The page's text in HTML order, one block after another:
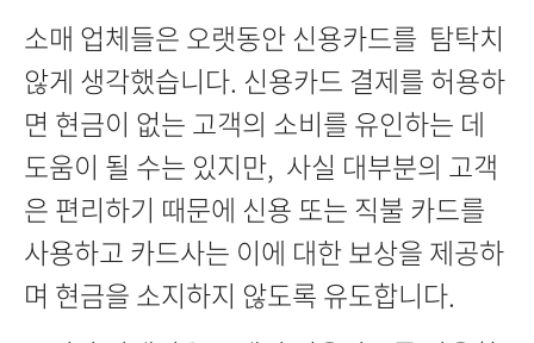
소매 업체들은 오랫동안 신용카드를 탐탁치
않게 생각했습니다. 신용카드 결제를 허용하
면 현금이 없는 고객의 소비를 유인하는 데
도움이 될 수는 있지만, 사실 대부분의 고객
은 편리하기 때문에 신용 또는 직불 카드를
사용하고 카드사는 이에 대한 보상을 제공하
며 현금을 소지하지 않도록 유도합니다.